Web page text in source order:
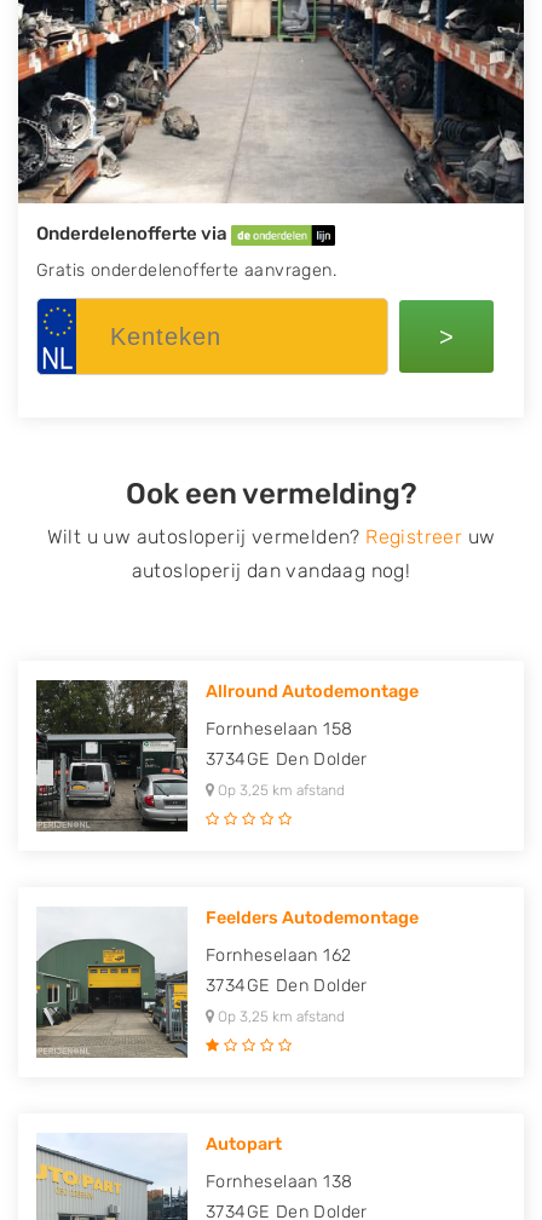
Onderdelenofferte via
Gratis onderdelenofferte aanvragen.
>
Ook een vermelding?
Wilt u uw autosloperij vermelden? Registreer uw
autosloperij dan vandaag nog!
Allround Autodemontage
Fornheselaan 158
3734GE Den Dolder
Op 3,25 km afstand
Feelders Autodemontage
Fornheselaan 162
3734GE Den Dolder
Op 3,25 km afstand
Autopart
Fornheselaan 138
3734GE Den Dolder